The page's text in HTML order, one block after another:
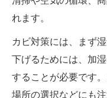
れます。
カビ対策には、まず
下げるためには、加
することが必要です
場所の選択などにも